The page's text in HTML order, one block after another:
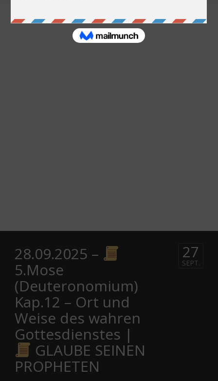
28.09.2025 –
5.Mose
(Deuteronomium)
Kap.12 – Ort und
Weise des wahren
Gottesdienstes |
GLAUBE SEINEN
PROPHETEN
27
SEPT.